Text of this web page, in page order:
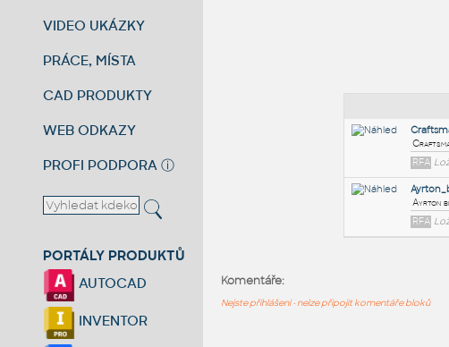
VIDEO UKÁZKY
PRÁCE, MÍSTA
CAD PRODUKTY
WEB ODKAZY
PROFI PODPORA ⓘ
PORTÁLY PRODUKTŮ
AUTOCAD
INVENTOR
Komentáře:
Nejste přihlášeni - nelze připojit komentáře bloků